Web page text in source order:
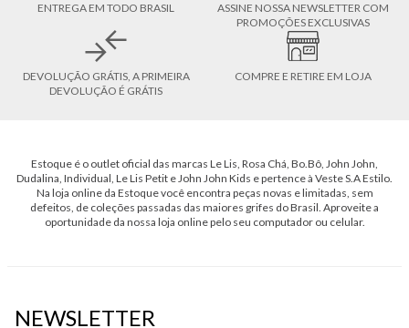
ENTREGA EM TODO BRASIL
ASSINE NOSSA NEWSLETTER COM
PROMOÇÕES EXCLUSIVAS
DEVOLUÇÃO GRÁTIS, A PRIMEIRA
DEVOLUÇÃO É GRÁTIS
COMPRE E RETIRE EM LOJA
Estoque é o outlet oficial das marcas Le Lis, Rosa Chá, Bo.Bô, John John,
Dudalina, Individual, Le Lis Petit e John John Kids e pertence à Veste S.A Estilo.
Na loja online da Estoque você encontra peças novas e limitadas, sem
defeitos, de coleções passadas das maiores grifes do Brasil. Aproveite a
oportunidade da nossa loja online pelo seu computador ou celular.
NEWSLETTER